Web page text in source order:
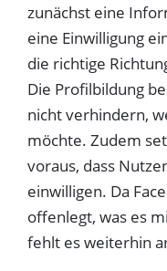
zunächst eine
eine Einwilligung
die richtige
Die Profilbildung
nicht verhindern,
möchte. Zudem
voraus, dass
einwilligen. Da
offenlegt, was es
fehlt es weiterhin